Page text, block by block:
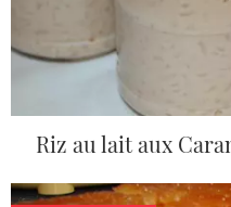
Riz au lait aux